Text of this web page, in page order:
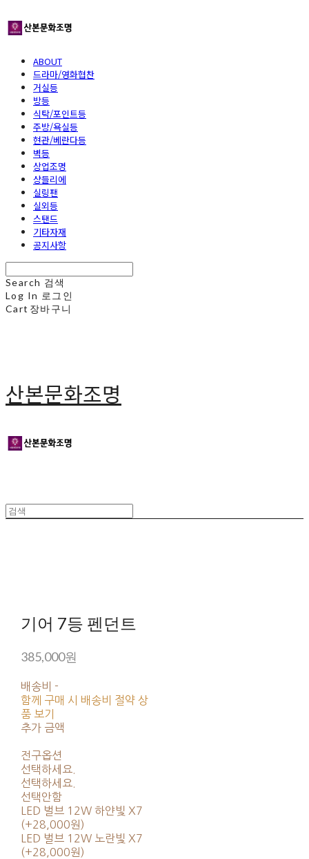
ABOUT
드라마/영화협찬
거실등
방등
식탁/포인트등
주방/욕실등
현관/베란다등
벽등
상업조명
샹들리에
실링팬
실외등
스탠드
기타자재
공지사항
Search 검색
Log In 로그인
Cart 장바구니
산본문화조명
기어 7등 펜던트
385,000원
배송비 -
함께 구매 시 배송비 절약 상
품 보기
추가 금액
전구옵션
선택하세요.
선택하세요.
선택안함
LED 벌브 12W 하얀빛 X7
(+28,000원)
LED 벌브 12W 노란빛 X7
(+28,000원)